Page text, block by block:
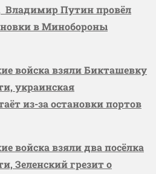
Владимир Путин провёл
в Минобороны
войска взяли Бикташевку
украинская
из-за остановки портов
войска взяли два посёлка
Зеленский грезит о